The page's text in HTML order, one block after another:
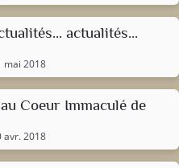
actualités...
mai 2018
Coeur Immaculé de
avr. 2018